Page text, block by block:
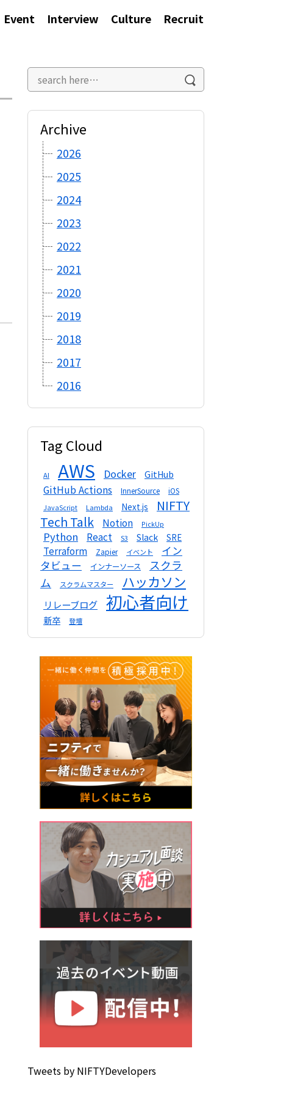
Event Interview Culture Recruit
Archive
2026
2025
2024
2023
2022
2021
2020
2019
2018
2017
2016
Tag Cloud
AI AWS Docker GitHub
GitHub Actions InnerSource iOS
JavaScript Lambda Next.js
NIFTY
Tech Talk
Notion PickUp
Python React S3 Slack SRE
Terraform Zapier イベント
イン
タビュー
インナーソース
スクラ
ム
スクラムマスター ハッカソン
リレーブログ 初心者向け
新卒 登壇
Tweets by NIFTYDevelopers